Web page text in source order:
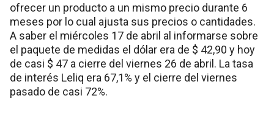
ofrecer un producto a un mismo precio durante 6
meses por lo cual ajusta sus precios o cantidades.
A saber el miércoles 17 de abril al informarse sobre
el paquete de medidas el dólar era de $ 42,90 y hoy
de casi $ 47 a cierre del viernes 26 de abril. La tasa
de interés Leliq era 67,1% y el cierre del viernes
pasado de casi 72%.